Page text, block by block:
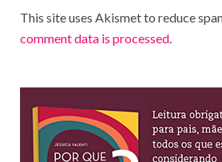
This site uses Akismet to reduce
comment data is processed